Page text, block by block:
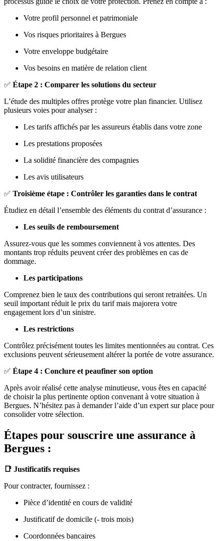
Votre profil personnel et patrimoniale
Vos risques prioritaires à Bergues
Votre enveloppe budgétaire
Vos besoins en matière de relation client
✅ Étape 2 : Comparer les solutions du secteur
L’étude des multiples offres protège votre plan financier. Utilisez
plusieurs voies pour analyser :
Les tarifs affichés par les assureurs établis dans votre zone
Les prestations proposées
La solidité financière des compagnies
Les avis utilisateurs
✅ Troisième étape : Contrôler les garanties dans le contrat
Étudiez en détail l’ensemble des éléments du contrat d’assurance :
Les seuils de remboursement
Assurez-vous que les sommes conviennent à vos attentes. Des
montants trop réduits peuvent créer des problèmes en cas de
dommage.
Les participations
Comprenez bien le taux des contributions qui seront retraitées. Un
seuil important réduit le prix du tarif mais majorera votre
engagement lors d’un sinistre.
Les restrictions
Contrôlez précisément toutes les limites mentionnées au contrat. Ces
exclusions peuvent sérieusement altérer la portée de votre assurance.
✅ Étape 4 : Conclure et peaufiner son option
Après avoir réalisé cette analyse minutieuse, vous êtes en capacité
de choisir la plus pertinente option convenant à votre situation à
Bergues. N’hésitez pas à demander l’aide d’un expert sur place pour
consolider votre sélection.
Étapes pour souscrire une assurance à
Bergues :
📑 Justificatifs requises
Pour contracter, fournissez :
Pièce d’identité en cours de validité
Justificatif de domicile (- trois mois)
Coordonnées bancaires